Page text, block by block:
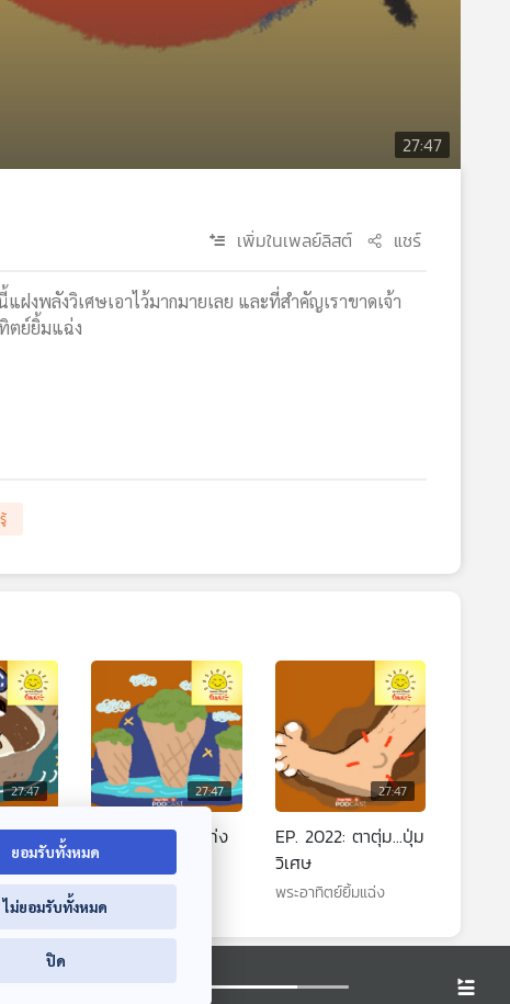
27:47
เพิ่มในเพลย์ลิสต์ แชร์
งพลังวิเศษเอาไว้มากมายเลย และที่สำคัญเราขาดเจ้า
ตย์ยิ้มแฉ่ง
27:47
อธ
น้ำ
ง
27:47
EP. 2021: ภูเขาแท่ง
ไอติม
พระอาทิตย์ยิ้มแฉ่ง
27:47
EP. 2022: ตาตุ่ม...ปุ่ม
วิเศษ
พระอาทิตย์ยิ้มแฉ่ง
ยอมรับทั้งหมด
ไม่ยอมรับทั้งหมด
ปิด